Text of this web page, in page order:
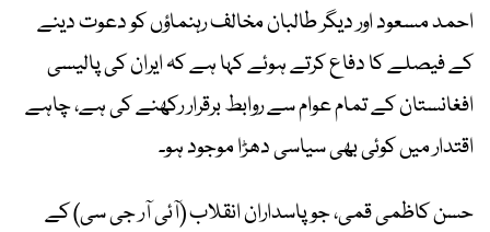
احمد مسعود اور دیگر طالبان مخالف رہنماؤں کو دعوت دینے
کے فیصلے کا دفاع کرتے ہوئے کہا ہے کہ ایران کی پالیسی
افغانستان کے تمام عوام سے روابط برقرار رکھنے کی ہے، چاہے
اقتدار میں کوئی بھی سیاسی دھڑا موجود ہو۔
حسن کاظمی قمی، جو پاسداران انقلاب (آئی آر جی سی) کے